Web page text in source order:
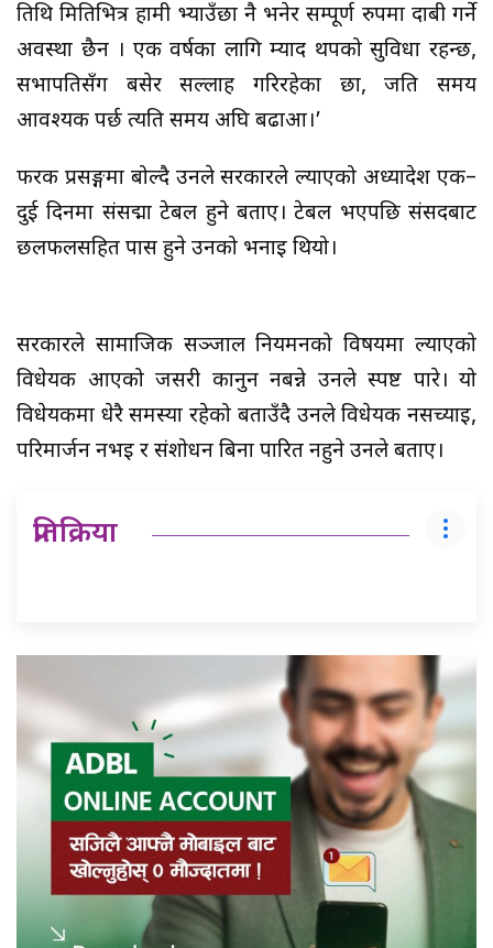
तिथि मितिभित्र हामी भ्याउँछौँ नै भनेर सम्पूर्ण रुपमा दाबी गर्ने
अवस्था छैन । एक वर्षका लागि म्याद थपको सुविधा रहन्छ,
सभापतिसँग बसेर सल्लाह गरिरहेका छौँ, जति समय
आवश्यक पर्छ त्यति समय अघि बढाऔँ।’
फरक प्रसङ्गमा बोल्दै उनले सरकारले ल्याएको अध्यादेश एक–
दुई दिनमा संसद्मा टेबल हुने बताए। टेबल भएपछि संसदबाट
छलफलसहित पास हुने उनको भनाइ थियो।
सरकारले सामाजिक सञ्जाल नियमनको विषयमा ल्याएको
विधेयक आएको जसरी कानुन नबन्ने उनले स्पष्ट पारे। यो
विधेयकमा धेरै समस्या रहेको बताउँदै उनले विधेयक नसच्याइ,
परिमार्जन नभइ र संशोधन बिना पारित नहुने उनले बताए।
प्रतिक्रिया